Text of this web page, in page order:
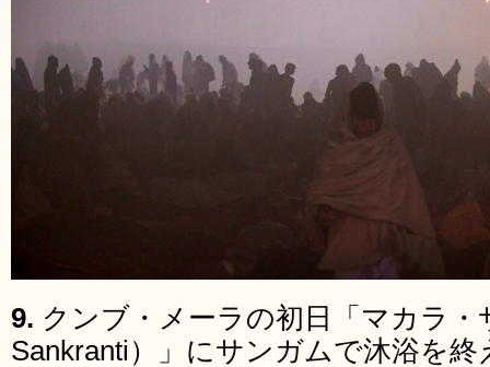
9. クンブ・メーラの初日「マカラ
Sankranti）」にサンガムで沐浴を